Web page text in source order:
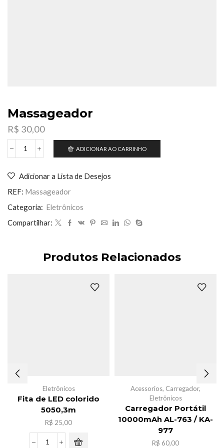
Massageador
R$ 30,00
Massageador
ADICIONAR AO CARRINHO
Adicionar a Lista de Desejos
REF: Massageador
Categoria: Eletrônicos
Compartilhar:
Produtos Relacionados
Eletrônicos
Fita de LED colorido
5050,3m
R$ 25,00
Fita
Acessorios, Carregador,
Eletrônicos
Carregador Portátil
10000mAh AL-763 / KA-
977
R$ 60,00